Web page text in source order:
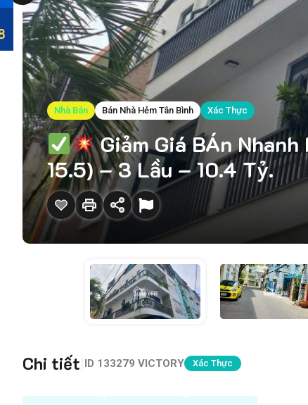
Nhà Bán Bán Nhà Hẻm Tân Bình Xác Thực
Giảm Giá BÁn
15.5) – 3 Lầu – 10.4 Tỷ.
Chi tiết ID 133279 VICTORY Xác Thực